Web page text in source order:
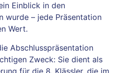
Einblick in den
wurde – jede Präsentation
Wert.
Abschlusspräsentation
Zweck: Sie dient als
für die 8. Klässler, die im